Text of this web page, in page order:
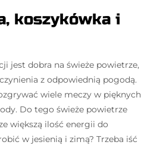
koszykówka i
jest dobra na świeże powietrze,
z odpowiednią pogodą.
wiele meczy w pięknych
Do tego świeże powietrze
większą ilość energii do
w jesienią i zimą? Trzeba iść